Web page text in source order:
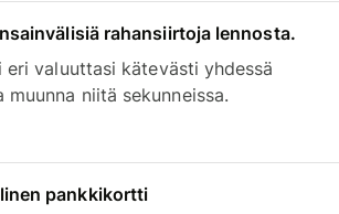
rahansiirtoja lennosta.
eri valuuttasi kätevästi yhdessä
muunna niitä sekunneissa.
pankkikortti